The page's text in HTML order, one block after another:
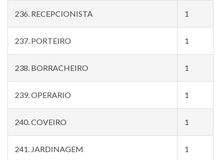
236. RECEPCIONISTA 1
237. PORTEIRO 1
238. BORRACHEIRO 1
239. OPERARIO 1
240. COVEIRO 1
241. JARDINAGEM 1